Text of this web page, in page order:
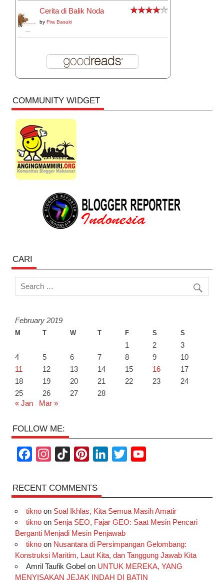
Cerita di Balik Noda
byFira Basuki
COMMUNITY WIDGET
CARI
February 2019
M T W T F S S
1 2
3
4
5 6 7 8 9
10
11
12 13 14 15 16
17
18
19 20 21 22 23
24
25
26 27
28
« Jan
Mar »
FOLLOW ME:
c
e
b
o
k
s
t
a
r
a
m
k
T
o
k
n
t
e
e
s
k
e
I
n
t
t
r
T
u
e
RECENT COMMENTS
tiknoon Soal Ikhlas, Kita Semua Masih Amatir
tiknoon Senja SEO, Fajar GEO: Saat Mesin Pencari
Berganti Menjadi Mesin Penjawab
tiknoon Nusantara di Persimpangan Gelombang:
Konstruksi Maritim, Laut Kita, dan Tanggung Jawab Kita
Amril Taufik Gobelon UNTUK MEREKA, YANG
MENYISAKAN JEJAK INDAH DI BATIN